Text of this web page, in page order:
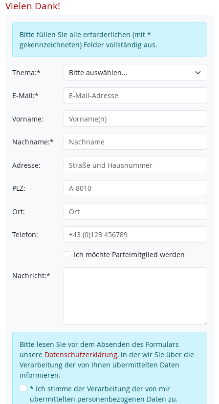
Vielen Dank!
Bitte füllen Sie alle erforderlichen (mit *
gekennzeichneten) Felder vollständig aus.
Thema:*
E-Mail:*
Vorname:
Nachname:*
Adresse:
PLZ:
Ort:
Telefon:
Ich möchte Parteimitglied werden
Nachricht:*
Bitte lesen Sie vor dem Absenden des Formulars
unsere Datenschutzerklärung, in der wir Sie über die
Verarbeitung der von Ihnen übermittelten Daten
informieren.
* Ich stimme der Verarbeitung der von mir
übermittelten personenbezogenen Daten zu.